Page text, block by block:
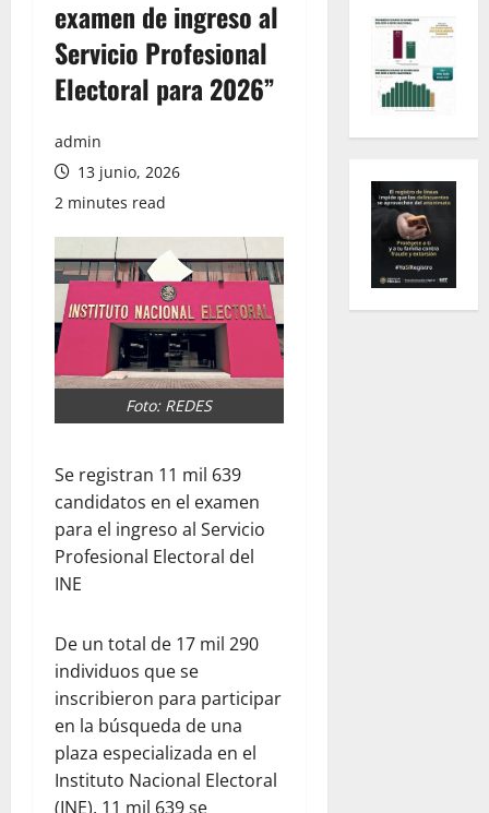
examen de ingreso al
Servicio Profesional
Electoral para 2026”
admin
13 junio, 2026
2 minutes read
Foto: REDES
Se registran 11 mil 639
candidatos en el examen
para el ingreso al Servicio
Profesional Electoral del
INE
De un total de 17 mil 290
individuos que se
inscribieron para participar
en la búsqueda de una
plaza especializada en el
Instituto Nacional Electoral
(INE), 11 mil 639 se